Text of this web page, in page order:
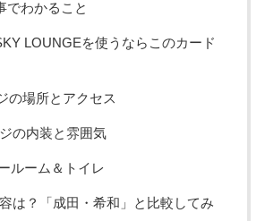
でわかること
LOUNGEを使うならこのカード
の場所とアクセス
の内装と雰囲気
ルーム＆トイレ
は？「成田・希和」と比較してみ